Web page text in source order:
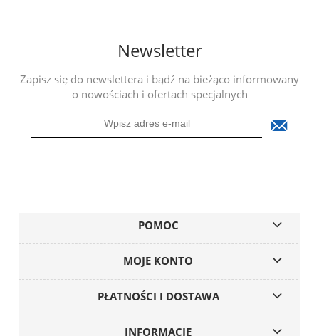
Newsletter
Zapisz się do newslettera i bądź na bieżąco informowany
o nowościach i ofertach specjalnych
POMOC
MOJE KONTO
PŁATNOŚCI I DOSTAWA
INFORMACJE